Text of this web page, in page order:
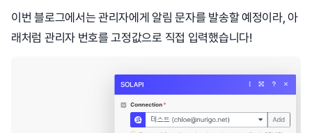
이번 블로그에서는 관리자에게 알림 문자를 발송할 예정이라, 아
래처럼 관리자 번호를 고정값으로 직접 입력했습니다!